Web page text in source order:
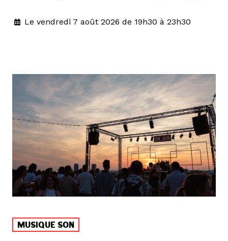
Le vendredi 7 août 2026 de 19h30 à 23h30
MUSIQUE SON